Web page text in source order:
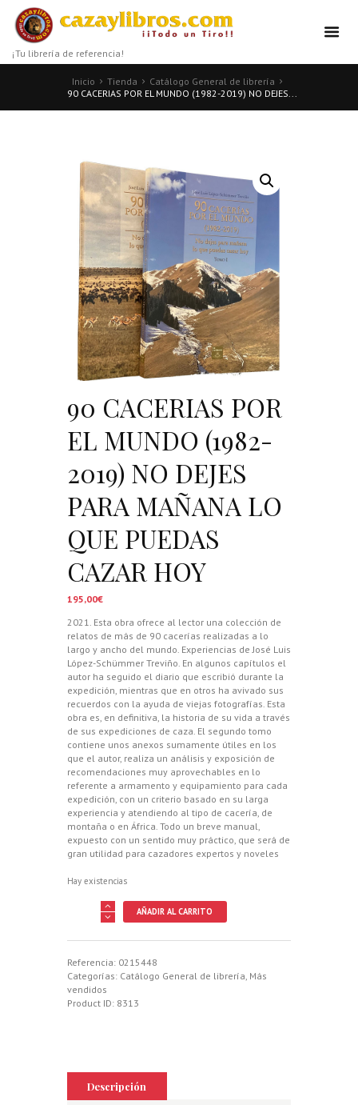
¡Tu librería de referencia!
Inicio Tienda
Catálogo General de librería
90 CACERIAS POR EL MUNDO (1982-2019) NO DEJES...
90 CACERIAS POR
EL MUNDO (1982-
2019) NO DEJES
PARA MAÑANA LO
QUE PUEDAS
CAZAR HOY
195,00€
2021. Esta obra ofrece al lector una colección de
relatos de más de 90 cacerías realizadas a lo
largo y ancho del mundo. Experiencias de José Luis
López-Schümmer Treviño. En algunos capítulos el
autor ha seguido el diario que escribió durante la
expedición, mientras que en otros ha avivado sus
recuerdos con la ayuda de viejas fotografías. Esta
obra es, en definitiva, la historia de su vida a través
de sus expediciones de caza. El segundo tomo
contiene unos anexos sumamente útiles en los
que el autor, realiza un análisis y exposición de
recomendaciones muy aprovechables en lo
referente a armamento y equipamiento para cada
expedición, con un criterio basado en su larga
experiencia y atendiendo al tipo de cacería, de
montaña o en África. Todo un breve manual,
expuesto con un sentido muy práctico, que será de
gran utilidad para cazadores expertos y noveles
Hay existencias
CACERIAS
MUNDO
(1982-
2019)
NO
QUE
PUEDAS
CAZAR
AÑADIR AL CARRITO
Referencia: 0215448
Categorías: Catálogo General de librería Más
vendidos
Product ID: 8313
Descripción